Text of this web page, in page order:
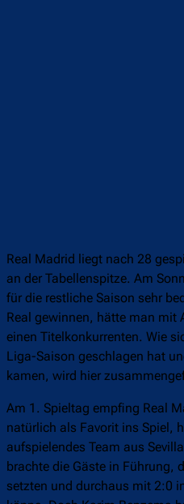
Real Madrid liegt nach 28
an der Tabellenspitze. Am
für die restliche Saison sehr
Real gewinnen, hätte man mit
einen Titelkonkurrenten. Wie
Liga-Saison geschlagen hat
kamen, wird hier
Am 1. Spieltag empfing Real
natürlich als Favorit ins Spiel,
aufspielendes Team aus
brachte die Gäste in Führung,
setzten und durchaus mit 2:0